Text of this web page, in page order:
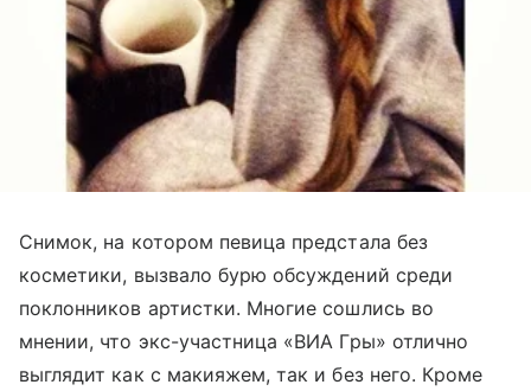
Снимок, на котором певица предстала без
косметики, вызвало бурю обсуждений среди
поклонников артистки. Многие сошлись во
мнении, что экс-участница «ВИА Гры» отлично
выглядит как с макияжем, так и без него. Кроме